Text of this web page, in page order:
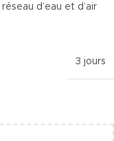
d’eau et d’air
3 jours